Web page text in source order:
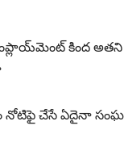
కింద అతని
నోటిఫై చేసే ఏదైనా